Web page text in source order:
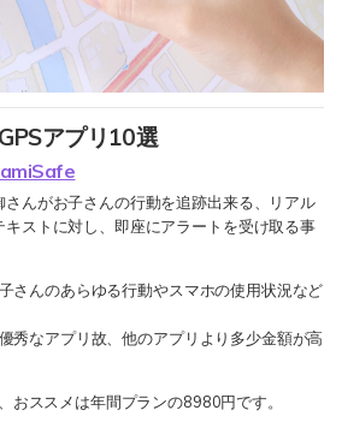
アプリ10選
さんがお子さんの行動を追跡出来る、リアル
ストに対し、即座にアラートを受け取る事
さんのあらゆる行動やスマホの使用状況など
秀なアプリ故、他のアプリより多少金額が高
おススメは年間プランの8980円です。